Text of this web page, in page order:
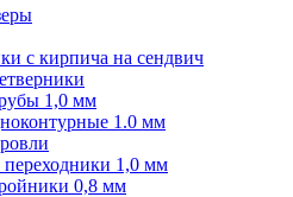
с кирпича на сендвич
1,0 мм
1.0 мм
переходники 1,0 мм
0,8 мм